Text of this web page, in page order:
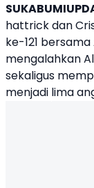
hattrick dan
ke-121 bersama
mengalahkan
sekaligus
menjadi lima